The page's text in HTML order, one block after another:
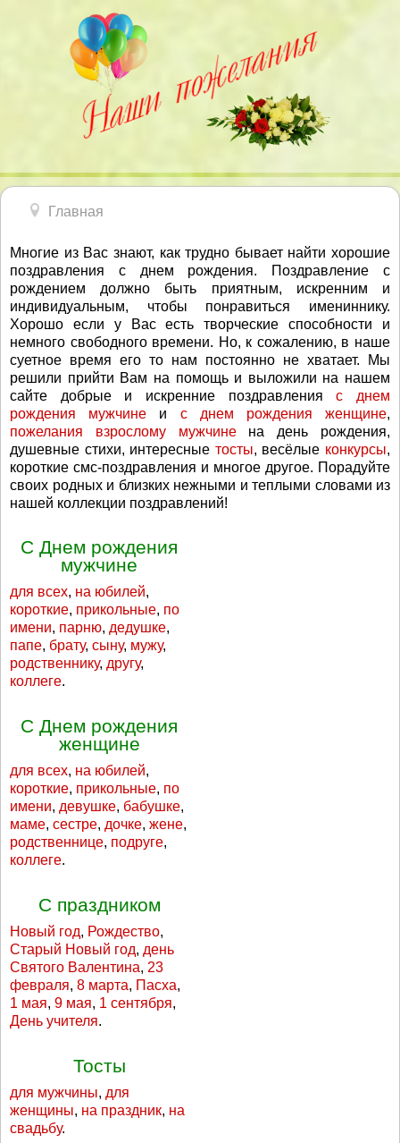
Главная
Многие из Вас знают, как трудно бывает найти хорошие
поздравления с днем рождения. Поздравление с
рождением должно быть приятным, искренним и
индивидуальным, чтобы понравиться имениннику.
Хорошо если у Вас есть творческие способности и
немного свободного времени. Но, к сожалению, в наше
суетное время его то нам постоянно не хватает. Мы
решили прийти Вам на помощь и выложили на нашем
сайте добрые и искренние поздравленияс днем
рождения мужчине и с днем рождения женщине,
пожелания взрослому мужчинена день рождения,
душевные стихи, интересные тосты, весёлые конкурсы,
короткие смс-поздравления и многое другое. Порадуйте
своих родных и близких нежными и теплыми словами из
нашей коллекции поздравлений!
С Днем рождения
мужчине
для всех, на юбилей,
короткие, прикольные, по
имени, парню, дедушке,
папе, брату, сыну, мужу,
родственнику, другу,
коллеге.
С Днем рождения
женщине
для всех, на юбилей,
короткие, прикольные, по
имени, девушке, бабушке,
маме, сестре, дочке, жене,
родственнице, подруге,
коллеге.
С праздником
Новый год, Рождество,
Старый Новый год, день
Святого Валентина, 23
февраля, 8 марта, Пасха,
1 мая, 9 мая, 1 сентября,
День учителя.
Тосты
для мужчины, для
женщины, на праздник, на
свадьбу.